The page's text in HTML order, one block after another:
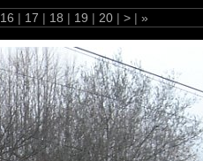
16 | 17 | 18 | 19 | 20 | > | »